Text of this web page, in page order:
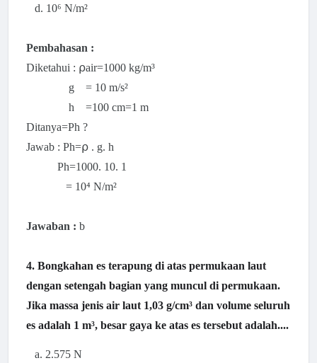
d. 10⁶ N/m²
Pembahasan :
Diketahui : ⍴air=1000 kg/m³
g = 10 m/s²
h =100 cm=1 m
Ditanya=Ph ?
Jawab : Ph=⍴ . g. h
Ph=1000. 10. 1
= 10⁴ N/m²
Jawaban : b
4. Bongkahan es terapung di atas permukaan laut
dengan setengah bagian yang muncul di permukaan.
Jika massa jenis air laut 1,03 g/cm³ dan volume seluruh
es adalah 1 m³, besar gaya ke atas es tersebut adalah....
a. 2.575 N